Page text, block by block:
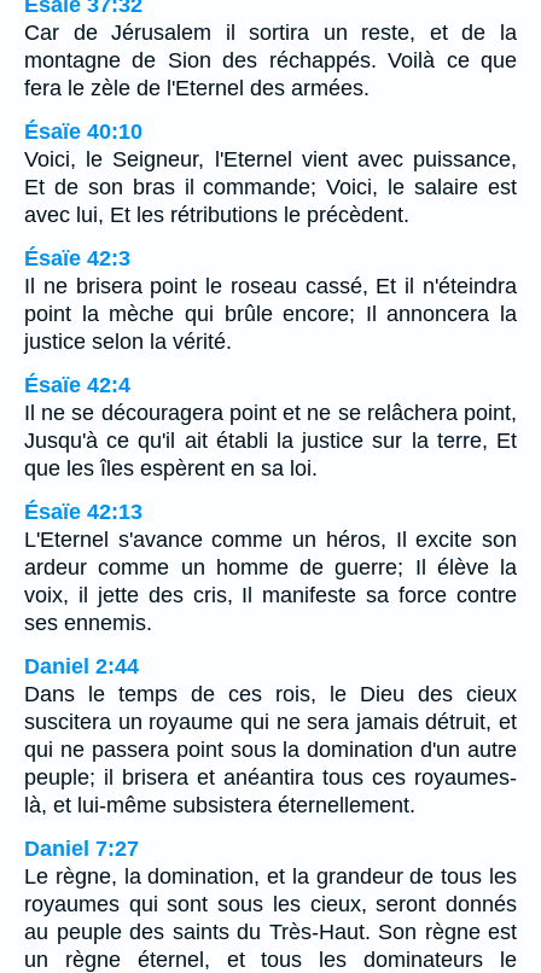
Car de Jérusalem il sortira un reste, et de la
montagne de Sion des réchappés. Voilà ce que
fera le zèle de l'Eternel des armées.
Ésaïe 40:10
Voici, le Seigneur, l'Eternel vient avec puissance,
Et de son bras il commande; Voici, le salaire est
avec lui, Et les rétributions le précèdent.
Ésaïe 42:3
Il ne brisera point le roseau cassé, Et il n'éteindra
point la mèche qui brûle encore; Il annoncera la
justice selon la vérité.
Ésaïe 42:4
Il ne se découragera point et ne se relâchera point,
Jusqu'à ce qu'il ait établi la justice sur la terre, Et
que les îles espèrent en sa loi.
Ésaïe 42:13
L'Eternel s'avance comme un héros, Il excite son
ardeur comme un homme de guerre; Il élève la
voix, il jette des cris, Il manifeste sa force contre
ses ennemis.
Daniel 2:44
Dans le temps de ces rois, le Dieu des cieux
suscitera un royaume qui ne sera jamais détruit, et
qui ne passera point sous la domination d'un autre
peuple; il brisera et anéantira tous ces royaumes-
là, et lui-même subsistera éternellement.
Daniel 7:27
Le règne, la domination, et la grandeur de tous les
royaumes qui sont sous les cieux, seront donnés
au peuple des saints du Très-Haut. Son règne est
un règne éternel, et tous les dominateurs le